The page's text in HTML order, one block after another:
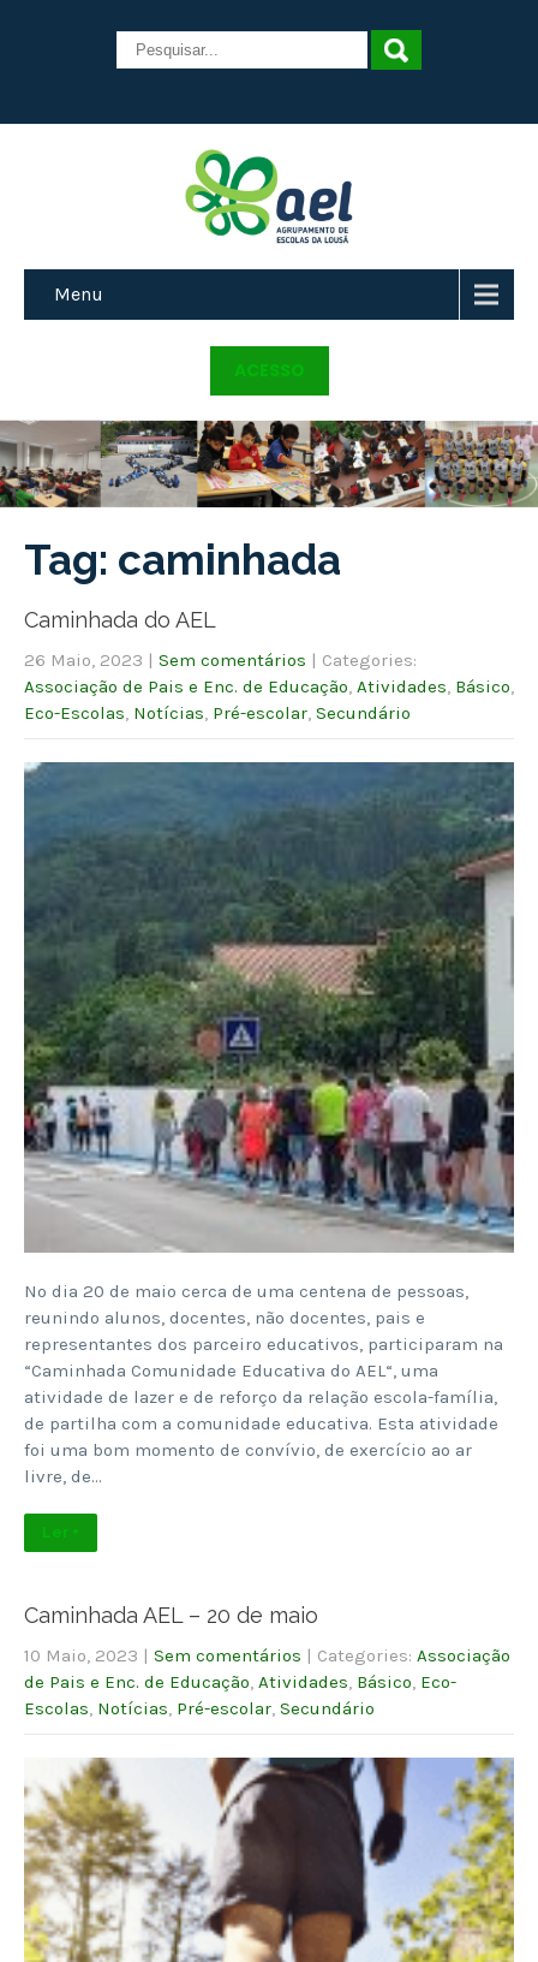
Menu
ACESSO
Tag: caminhada
Caminhada do AEL
26 Maio, 2023 | Sem comentários | Categories:
Associação de Pais e Enc. de Educação Atividades Básico
Eco-Escolas Notícias Pré-escolar Secundário
No dia 20 de maio cerca de uma centena de pessoas,
reunindo alunos, docentes, não docentes, pais e
representantes dos parceiro educativos, participaram na
“Caminhada Comunidade Educativa do AEL“, uma
atividade de lazer e de reforço da relação escola-família,
de partilha com a comunidade educativa. Esta atividade
foi uma bom momento de convívio, de exercício ao ar
livre, de…
Ler +
Caminhada AEL – 20 de maio
10 Maio, 2023 | Sem comentários | Categories: Associação
de Pais e Enc. de Educação Atividades Básico Eco-
Escolas Notícias Pré-escolar Secundário